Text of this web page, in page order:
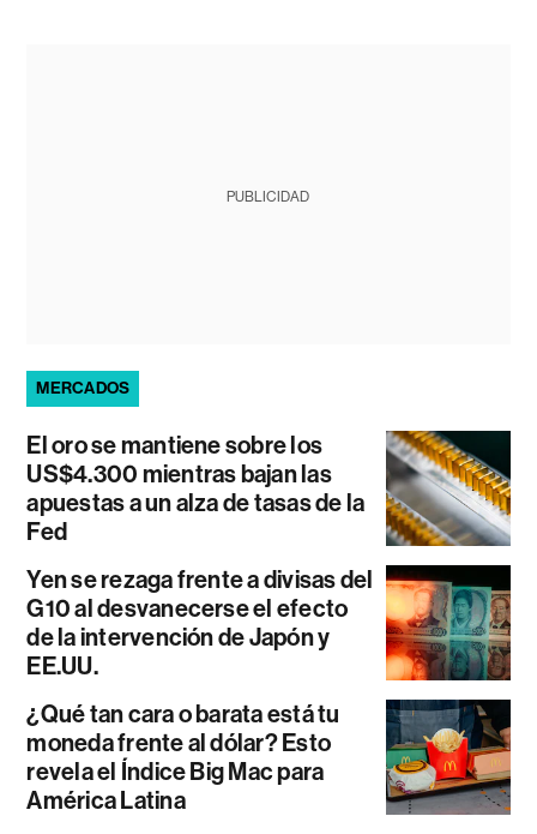
PUBLICIDAD
MERCADOS
El oro se mantiene sobre los
US$4.300 mientras bajan las
apuestas a un alza de tasas de la
Fed
Yen se rezaga frente a divisas del
G10 al desvanecerse el efecto
de la intervención de Japón y
EE.UU.
¿Qué tan cara o barata está tu
moneda frente al dólar? Esto
revela el Índice Big Mac para
América Latina